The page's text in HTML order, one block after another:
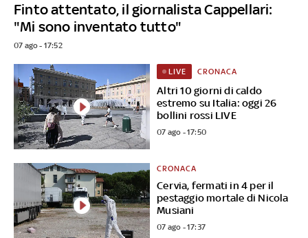
Finto attentato, il giornalista Cappellari:
"Mi sono inventato tutto"
07 ago - 17:52
Altri 10 giorni di caldo
estremo su Italia: oggi 26
bollini rossi LIVE
LIVE CRONACA
07 ago - 17:50
Cervia, fermati in 4 per il
pestaggio mortale di Nicola
Musiani
CRONACA
07 ago - 17:37